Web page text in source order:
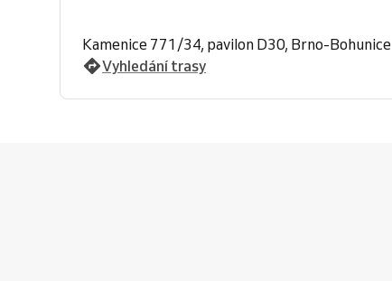
Kamenice 771/34, pavilon D30, Brno-Bohunice
Vyhledání trasy